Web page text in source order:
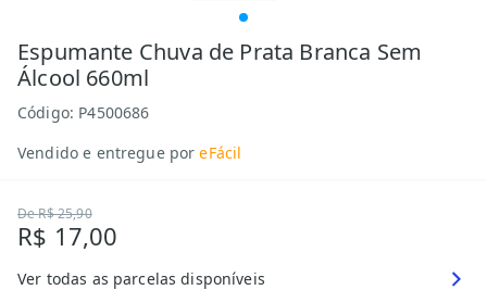
Espumante Chuva de Prata Branca Sem
Álcool 660ml
Código: P4500686
Vendido e entregue por eFácil
DeR$ 25,90
R$ 17,00
Ver todas as parcelas disponíveis